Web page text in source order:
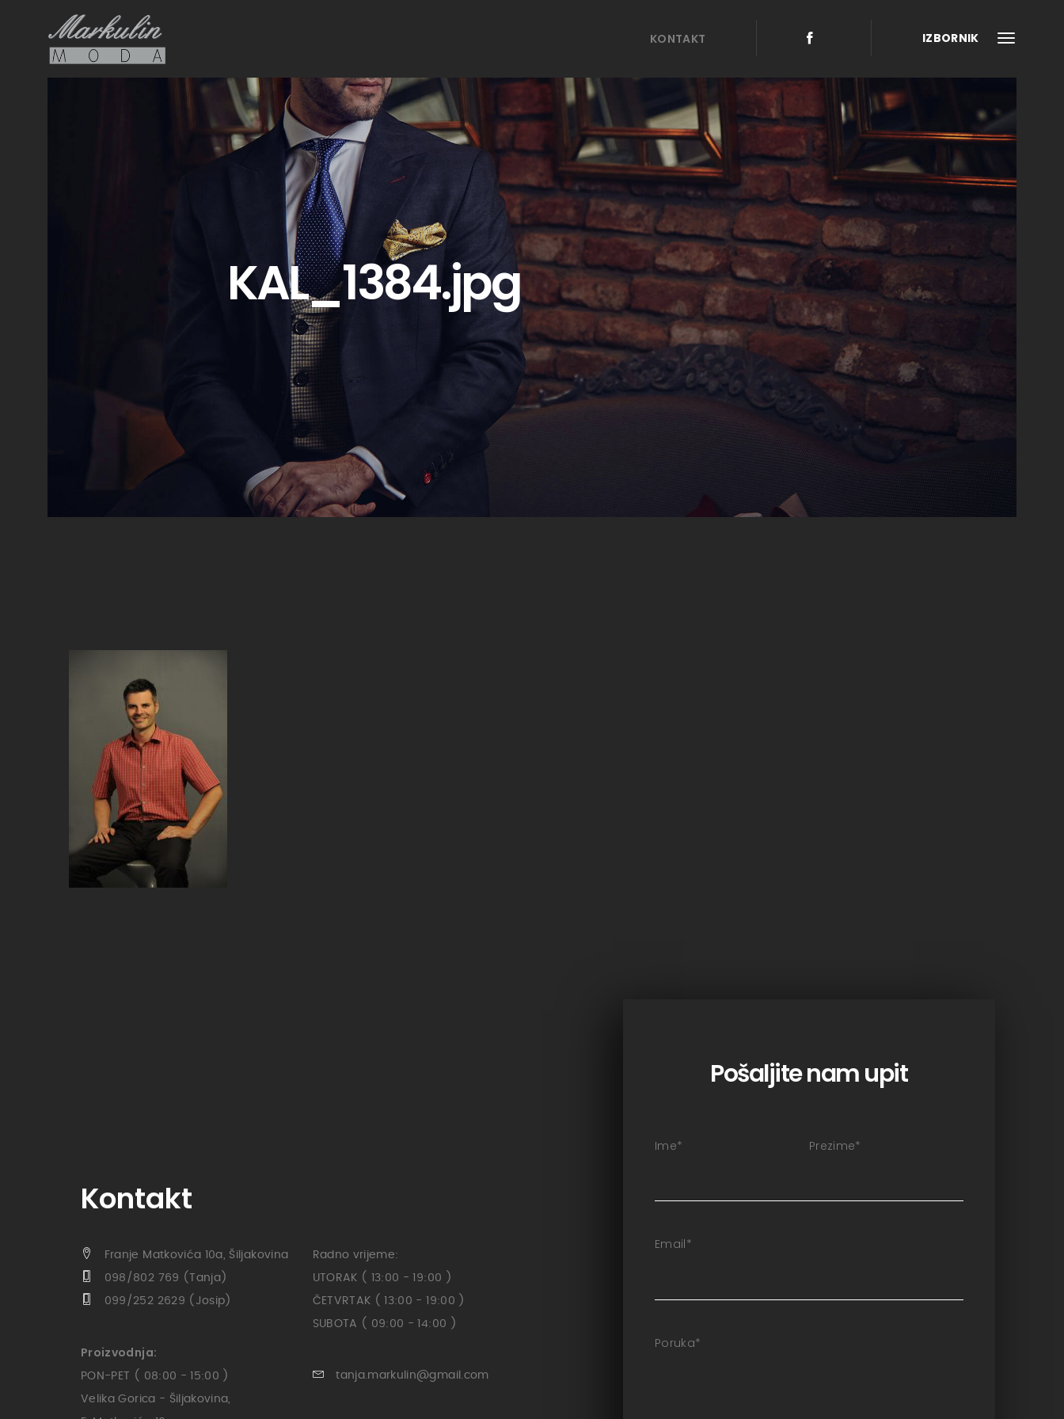
IZBORNIK
KONTAKT
KAL_1384.jpg
Kontakt
Franje Matkovića 10a, Šiljakovina
098/802 769 (Tanja)
099/252 2629 (Josip)
Proizvodnja:
PON-PET ( 08:00 - 15:00 )
Velika Gorica - Šiljakovina,
Radno vrijeme:
UTORAK ( 13:00 - 19:00 )
ČETVRTAK ( 13:00 - 19:00 )
SUBOTA ( 09:00 - 14:00 )
tanja.markulin@gmail.com
Pošaljite nam upit
Ime* Prezime*
Email*
Poruka*